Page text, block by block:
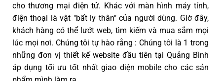
cho thương mại điện tử. Khác với màn hình máy tính,
điện thoại là vật "bất ly thân" của người dùng. Giờ đây,
khách hàng có thể lướt web, tìm kiếm và mua sắm mọi
lúc mọi nơi. Chúng tôi tự hào rằng : Chúng tôi là 1 trong
những đơn vị thiết kế website đầu tiên tại Quảng Bình
áp dụng tối ưu tốt nhất giao diện mobile cho các sản